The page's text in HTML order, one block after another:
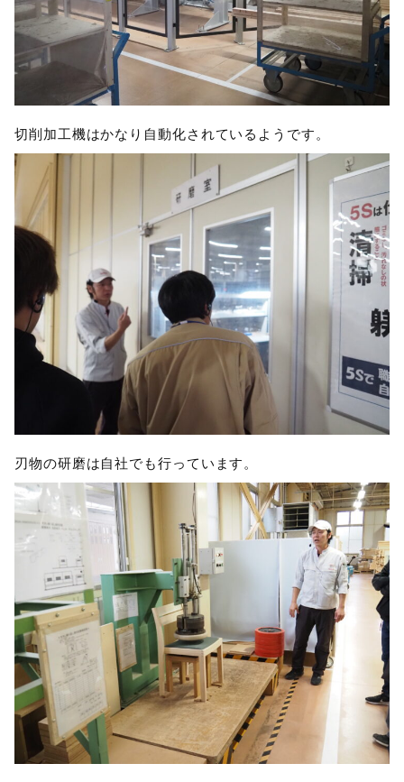
切削加工機はかなり自動化されているようです。
刃物の研磨は自社でも行っています。